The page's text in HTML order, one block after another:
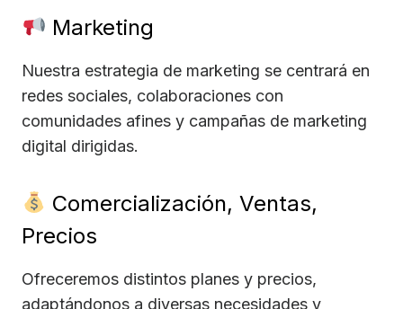
Marketing
Nuestra estrategia de marketing se centrará en
redes sociales, colaboraciones con
comunidades afines y campañas de marketing
digital dirigidas.
Comercialización, Ventas,
Precios
Ofreceremos distintos planes y precios,
adaptándonos a diversas necesidades y